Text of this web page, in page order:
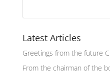
Latest Articles
Greetings from the future
From the chairman of the